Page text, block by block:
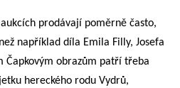
prodávají poměrně často,
například díla Emila Filly, Josefa
Čapkovým obrazům patří třeba
hereckého rodu Vydrů,